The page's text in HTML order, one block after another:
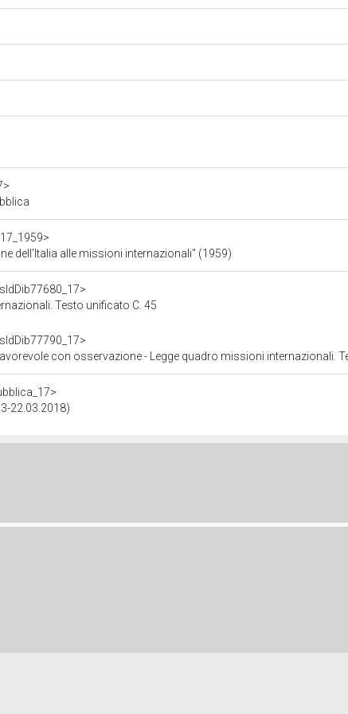
dell'Italia alle missioni internazionali" (1959)
Testo unificato C. 45
con osservazione - Legge quadro missioni internazionali.
22.03.2018)